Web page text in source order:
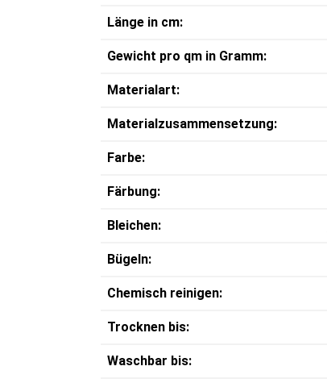
Länge in cm:
Gewicht pro qm in Gramm:
Materialart:
Materialzusammensetzung:
Farbe:
Färbung:
Bleichen:
Bügeln:
Chemisch reinigen:
Trocknen bis:
Waschbar bis: